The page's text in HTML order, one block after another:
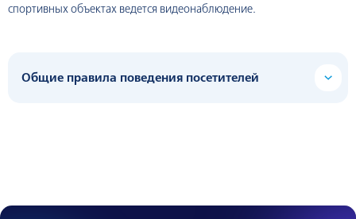
спортивных объектах ведется видеонаблюдение.
Общие правила поведения посетителей